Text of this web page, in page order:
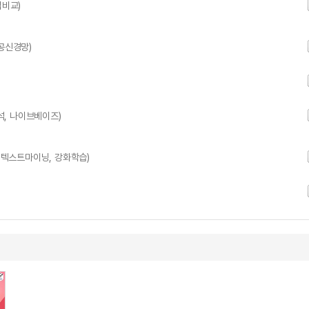
교)
신경망)
, 나이브베이즈)
스트마이닝, 강화학습)